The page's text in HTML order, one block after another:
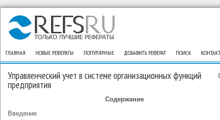
ГЛАВНАЯ НОВЫЕ РЕФЕРАТЫ ПОПУЛЯРНЫЕ ДОБАВИТЬ РЕФЕРАТ ПОИСК
Управленческий учет в системе организационных функций
предприятия
Содержание
Введение